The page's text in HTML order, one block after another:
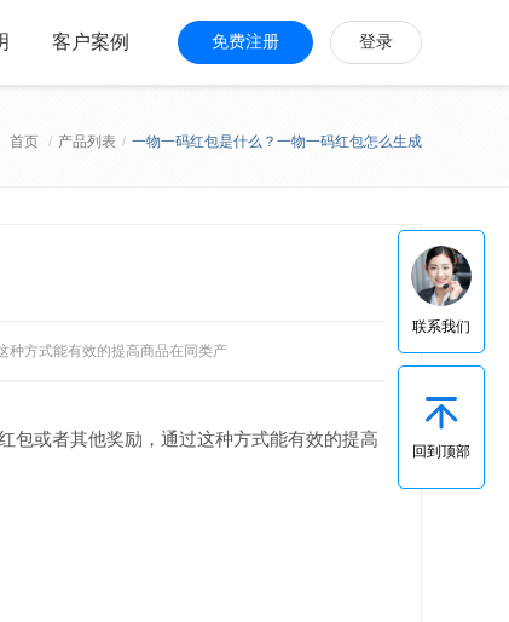
客户案例 免费注册 登录
首页 / 产品列表 / 一物一码红包是什么？一物一码红包怎么生成
种方式能有效的提高商品在同类产
包或者其他奖励，通过这种方式能有效的提高
联系我们
回到顶部